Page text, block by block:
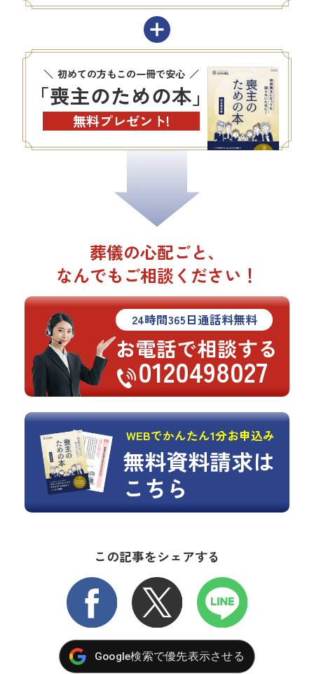
初めての方もこの一冊で安心
「喪主のための本」
無料プレゼント!
葬儀の心配ごと、
なんでもご相談ください！
24時間365日通話料無料
お電話で相談する
0120498027
WEBでかんたん1分お申込み
無料資料請求は
こちら
この記事をシェアする
FACEBOOK
Google検索で優先表示させる